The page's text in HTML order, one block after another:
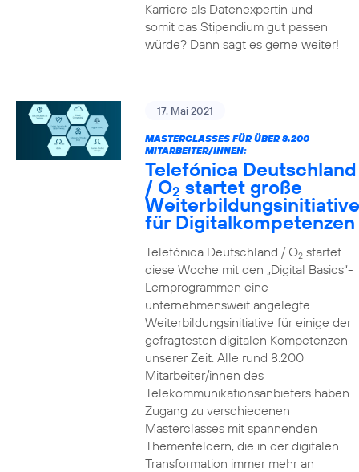
Karriere als Datenexpertin und
somit das Stipendium gut passen
würde? Dann sagt es gerne weiter!
17. Mai 2021
MASTERCLASSES FÜR ÜBER 8.200
MITARBEITER/INNEN:
Telefónica Deutschland
/ O2 startet große
Weiterbildungsinitiative
für Digitalkompetenzen
Telefónica Deutschland / O2startet
diese Woche mit den „Digital Basics“-
Lernprogrammen eine
unternehmensweit angelegte
Weiterbildungsinitiative für einige der
gefragtesten digitalen Kompetenzen
unserer Zeit. Alle rund 8.200
Mitarbeiter/innen des
Telekommunikationsanbieters haben
Zugang zu verschiedenen
Masterclasses mit spannenden
Themenfeldern, die in der digitalen
Transformation immer mehr an